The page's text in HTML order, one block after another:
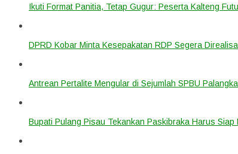
Ikuti Format Panitia, Tetap Gugur: Peserta Kalteng
DPRD Kobar Minta Kesepakatan RDP Segera
Antrean Pertalite Mengular di Sejumlah SPBU
Bupati Pulang Pisau Tekankan Paskibraka Harus Siap